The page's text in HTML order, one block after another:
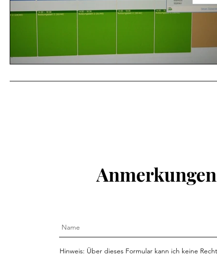
Hinweis: Über dieses Formular kann ich keine